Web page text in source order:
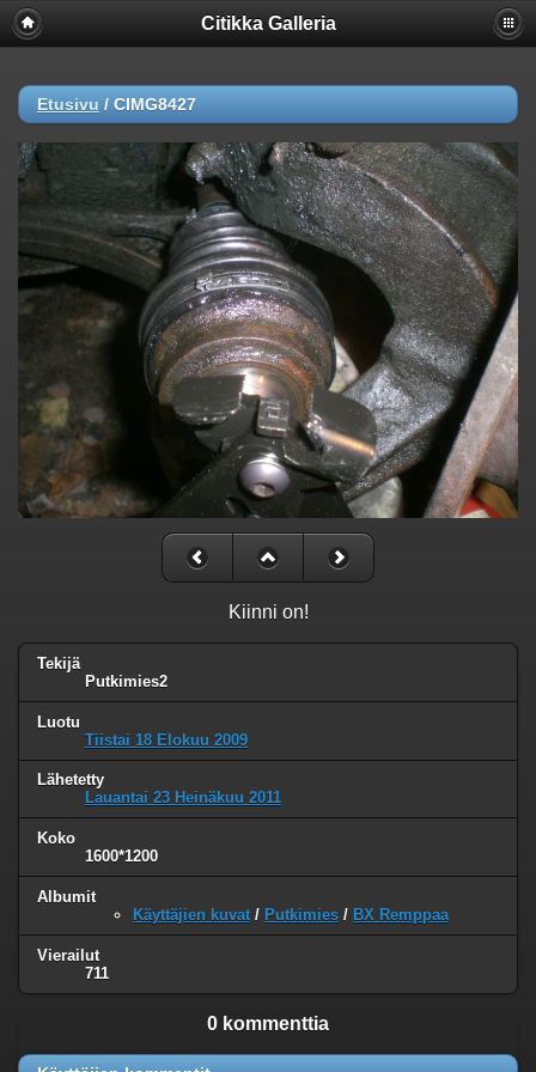
Citikka Galleria
Etusivu / CIMG8427
Kiinni on!
Tekijä
Putkimies2
Luotu
Tiistai 18 Elokuu 2009
Lähetetty
Lauantai 23 Heinäkuu 2011
Koko
1600*1200
Albumit
Käyttäjien kuvat / Putkimies / BX Remppaa
Vierailut
711
0 kommenttia